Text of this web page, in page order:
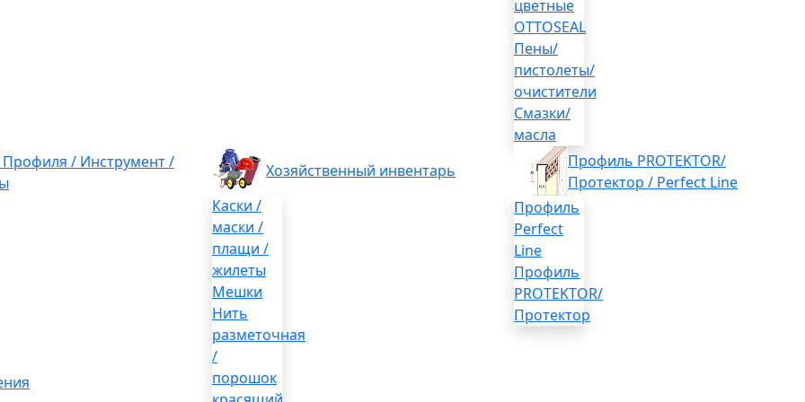
цветные
OTTOSEAL
Пены/
пистолеты/
очистители
Смазки/
масла
Профиля / Инструмент /
Хозяйственный инвентарь
Каски /
маски /
плащи /
жилеты
Мешки
Нить
разметочная
/
порошок
Профиль PROTEKTOR/
Протектор / Perfect Line
Профиль
Perfect
Line
Профиль
PROTEKTOR/
Протектор